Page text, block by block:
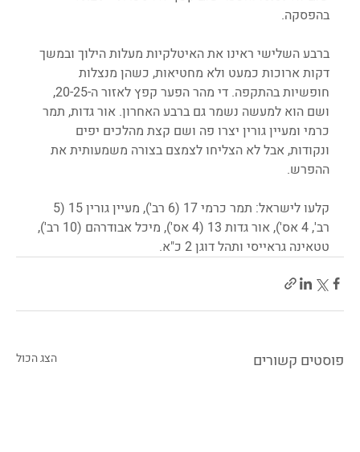
בהפסקה.
ברבע השלישי ראינו את האיטלקיות מעלות הילוך ובמשך
דקות ארוכות כמעט ולא מחטיאות, כשהן מנצלות
חופשיות בהתקפה. די מהר הפער קפץ לאזור ה-20-25,
ושם הוא למעשה נשמר גם ברבע האחרון. אור גדות, תמר
כרמי ומעיין גורין יצרו פה ושם קצת מהלכים יפים
ונקודות, אבל לא הצליחו לצמצם בצורה משמעותית את
ההפרש.
רב', 4 אס'), אור גדות 13 (4 אס'), מיכל אבודרהם (10 רב'),
טטאינה גראייסי ותהל דוגן 2 כ"א.
פוסטים קשורים הצג הכול